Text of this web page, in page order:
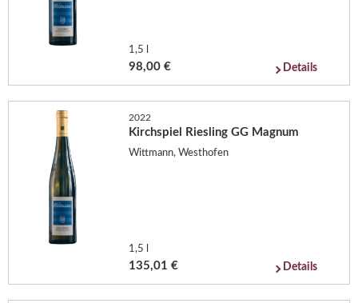
1,5 l
98,00 € Details
2022
Kirchspiel Riesling GG Magnum
Wittmann, Westhofen
1,5 l
135,01 € Details